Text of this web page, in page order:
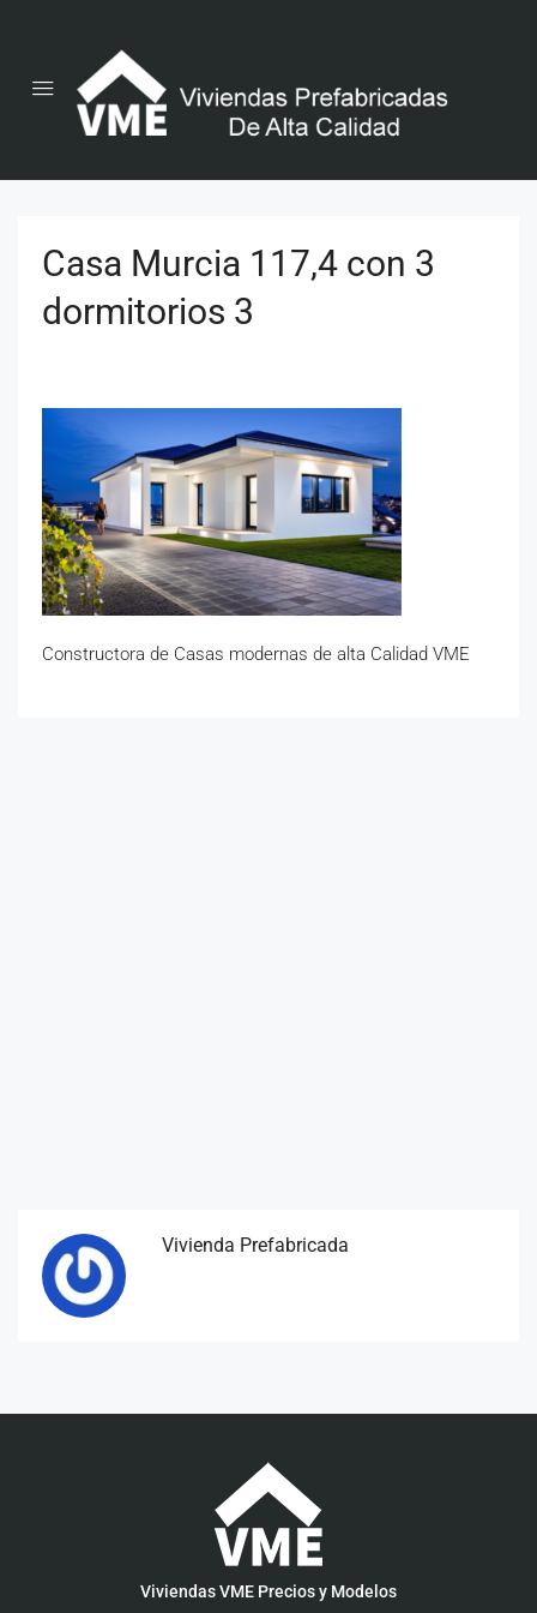
Casa Murcia 117,4 con 3
dormitorios 3
Constructora de Casas modernas de alta Calidad VME
Vivienda Prefabricada
Viviendas VME Precios y Modelos